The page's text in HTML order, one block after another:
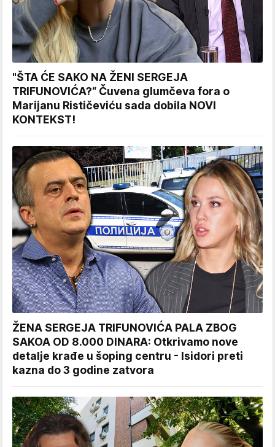
"ŠTA ĆE SAKO NA ŽENI SERGEJA
TRIFUNOVIĆA?“ Čuvena glumčeva fora o
Marijanu Rističeviću sada dobila NOVI
KONTEKST!
ŽENA SERGEJA TRIFUNOVIĆA PALA ZBOG
SAKOA OD 8.000 DINARA: Otkrivamo nove
detalje krađe u šoping centru - Isidori preti
kazna do 3 godine zatvora